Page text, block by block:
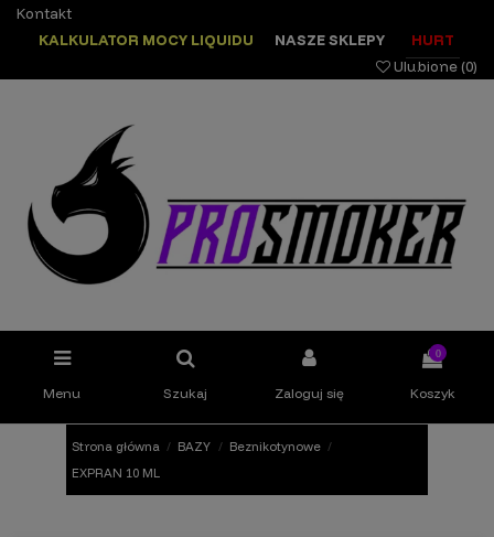
Kontakt
KALKULATOR MOCY LIQUIDU
NASZE SKLEPY
HURT
Ulubione (0)
Menu Szukaj Zaloguj się
0
Koszyk
Strona główna BAZY
Beznikotynowe
EXPRAN 10 ML